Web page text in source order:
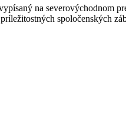
na severovýchodnom
spoločenských